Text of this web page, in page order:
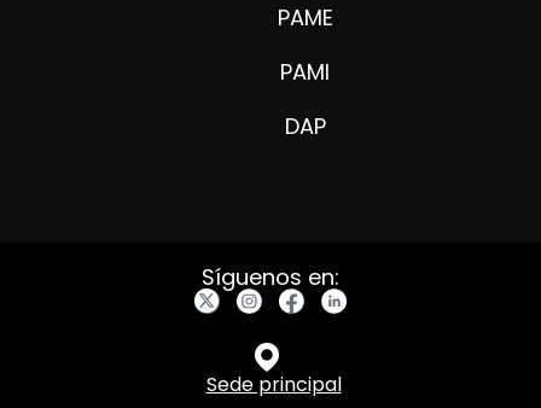
PAME
PAMI
DAP
Síguenos en:
Sede principal